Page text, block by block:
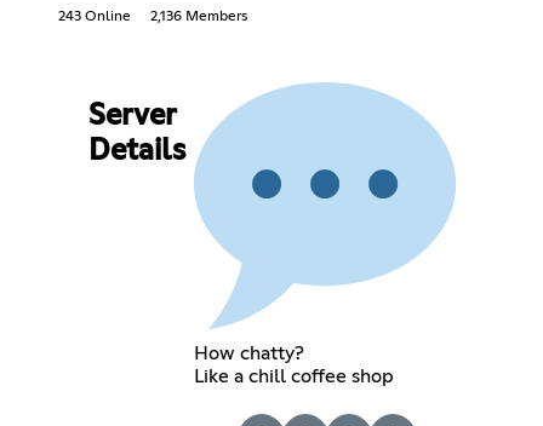
243 Online 2,136 Members
Server
Details
How chatty?
Like a chill coffee shop